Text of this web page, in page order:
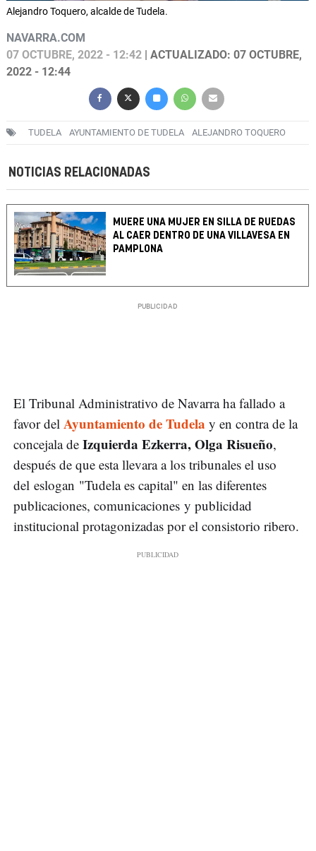
Alejandro Toquero, alcalde de Tudela.
NAVARRA.COM
07 OCTUBRE, 2022 - 12:42 | ACTUALIZADO: 07 OCTUBRE,
2022 - 12:44
TUDELA AYUNTAMIENTO DE TUDELA ALEJANDRO TOQUERO
NOTICIAS RELACIONADAS
MUERE UNA MUJER EN SILLA DE RUEDAS
AL CAER DENTRO DE UNA VILLAVESA EN
PAMPLONA
El Tribunal Administrativo de Navarra ha fallado a
favor del Ayuntamiento de Tudela y en contra de la
concejala de Izquierda Ezkerra, Olga Risueño,
después de que esta llevara a los tribunales el uso
del eslogan "Tudela es capital" en las diferentes
publicaciones, comunicaciones y publicidad
institucional protagonizadas por el consistorio ribero.